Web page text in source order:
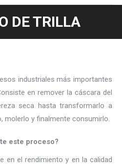
DE TRILLA
aquí:
industriales más importantes
en remover la cáscara del
seca hasta transformarlo a
molerlo y finalmente consumirlo.
este proceso?
en el rendimiento y en la calidad